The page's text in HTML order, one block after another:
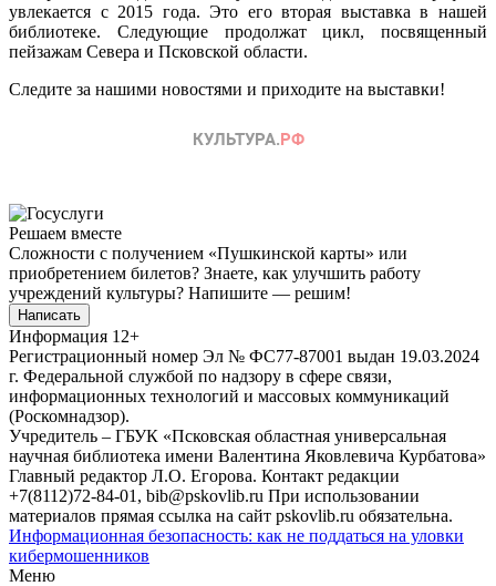
увлекается с 2015 года. Это его вторая выставка в нашей
библиотеке. Следующие продолжат цикл, посвященный
пейзажам Севера и Псковской области.
Следите за нашими новостями и приходите на выставки!
Решаем вместе
Сложности с получением «Пушкинской карты» или
приобретением билетов? Знаете, как улучшить работу
учреждений культуры? Напишите — решим!
Написать
Информация 12+
Регистрационный номер Эл № ФС77-87001 выдан 19.03.2024
г. Федеральной службой по надзору в сфере связи,
информационных технологий и массовых коммуникаций
(Роскомнадзор).
Учредитель – ГБУК «Псковская областная универсальная
научная библиотека имени Валентина Яковлевича Курбатова»
Главный редактор Л.О. Егорова. Контакт редакции
+7(8112)72-84-01, bib@pskovlib.ru При использовании
материалов прямая ссылка на сайт pskovlib.ru обязательна.
Информационная безопасность: как не поддаться на уловки
кибермошенников
Меню